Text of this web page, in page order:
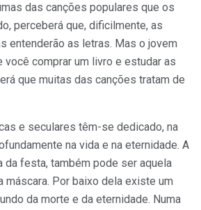
das canções populares que os
perceberá que, dificilmente, as
entenderão as letras. Mas o jovem
você comprar um livro e estudar as
que muitas das canções tratam de
e seculares têm-se dedicado, na
na vida e na eternidade. A
da festa, também pode ser aquela
máscara. Por baixo dela existe um
da morte e da eternidade. Numa